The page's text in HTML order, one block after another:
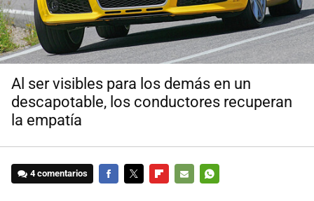
Al ser visibles para los demás en un
descapotable, los conductores recuperan
la empatía
4 comentarios